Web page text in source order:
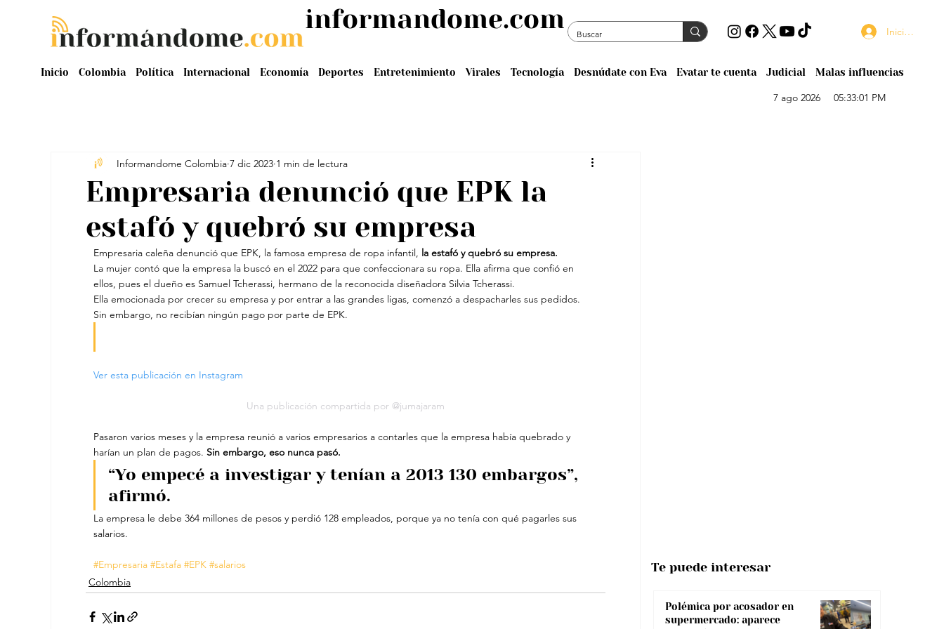
Inicio Colombia Política Internacional Economía Deportes Entretenimiento Virales Tecnología Desnúdate con Eva Evatar te cuenta Judicial Malas influencias
Iniciar sesión
7 ago 2026 05:33:01 PM
informandome.com
Empresaria denunció que EPK la
estafó y quebró su empresa
Informandome Colombia 7 dic 2023 1 min de lectura
Empresaria caleña denunció que EPK, la famosa empresa de ropa infantil, la estafó y quebró su empresa.
La mujer contó que la empresa la buscó en el 2022 para que confeccionara su ropa. Ella afirma que confió en
ellos, pues el dueño es Samuel Tcherassi, hermano de la reconocida diseñadora Silvia Tcherassi.
Ella emocionada por crecer su empresa y por entrar a las grandes ligas, comenzó a despacharles sus pedidos.
Sin embargo, no recibían ningún pago por parte de EPK.
Ver esta publicación en Instagram
Una publicación compartida por @jumajaram
Pasaron varios meses y la empresa reunió a varios empresarios a contarles que la empresa había quebrado y
harían un plan de pagos. Sin embargo, eso nunca pasó.
“Yo empecé a investigar y tenían a 2013 130 embargos”,
afirmó.
La empresa le debe 364 millones de pesos y perdió 128 empleados, porque ya no tenía con qué pagarles sus
salarios.
#Empresaria #Estafa #EPK #salarios
Colombia
Polémica por acosador en
supermercado: aparece
Te puede interesar